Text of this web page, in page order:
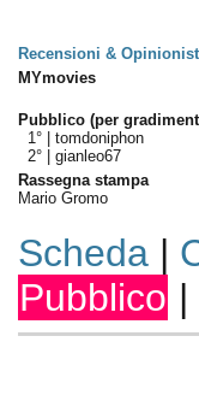
Recensioni &
MYmovies
Pubblico (per
1° | tomdoniphon
2° | gianleo67
Rassegna stampa
Mario Gromo
Scheda|
Pubblico |